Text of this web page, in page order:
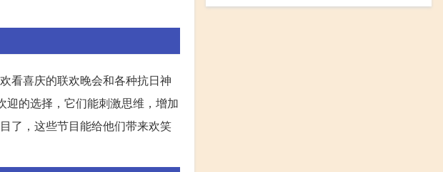
看喜庆的联欢晚会和各种抗日神
迎的选择，它们能刺激思维，增加
了，这些节目能给他们带来欢笑